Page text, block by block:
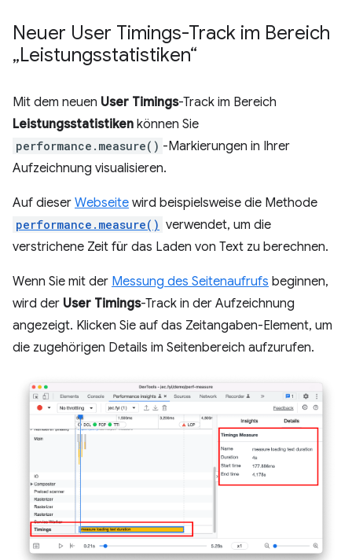
Neuer User Timings-Track im Bereich
„Leistungsstatistiken“
Mit dem neuen User Timings-Track im Bereich
Leistungsstatistiken können Sie
performance.measure() -Markierungen in Ihrer
Aufzeichnung visualisieren.
Auf dieser Webseite wird beispielsweise die Methode
performance.measure() verwendet, um die
verstrichene Zeit für das Laden von Text zu berechnen.
Wenn Sie mit der Messung des Seitenaufrufs beginnen,
wird der User Timings-Track in der Aufzeichnung
angezeigt. Klicken Sie auf das Zeitangaben-Element, um
die zugehörigen Details im Seitenbereich aufzurufen.